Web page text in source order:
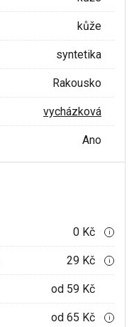
kůže
syntetika
Rakousko
vycházková
Ano
0 Kč i
29 Kč i
od 59 Kč
od 65 Kč i